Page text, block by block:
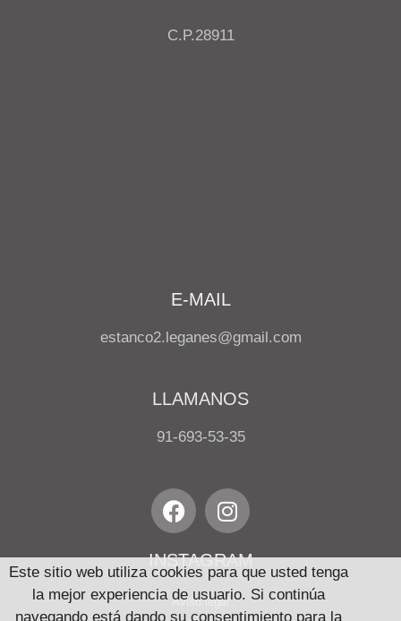
C.P.28911
E-MAIL
estanco2.leganes@gmail.com
LLAMANOS
91-693-53-35
INSTAGRAM
Aviso legal
Este sitio web utiliza cookies para que usted tenga
la mejor experiencia de usuario. Si continúa
navegando está dando su consentimiento para la